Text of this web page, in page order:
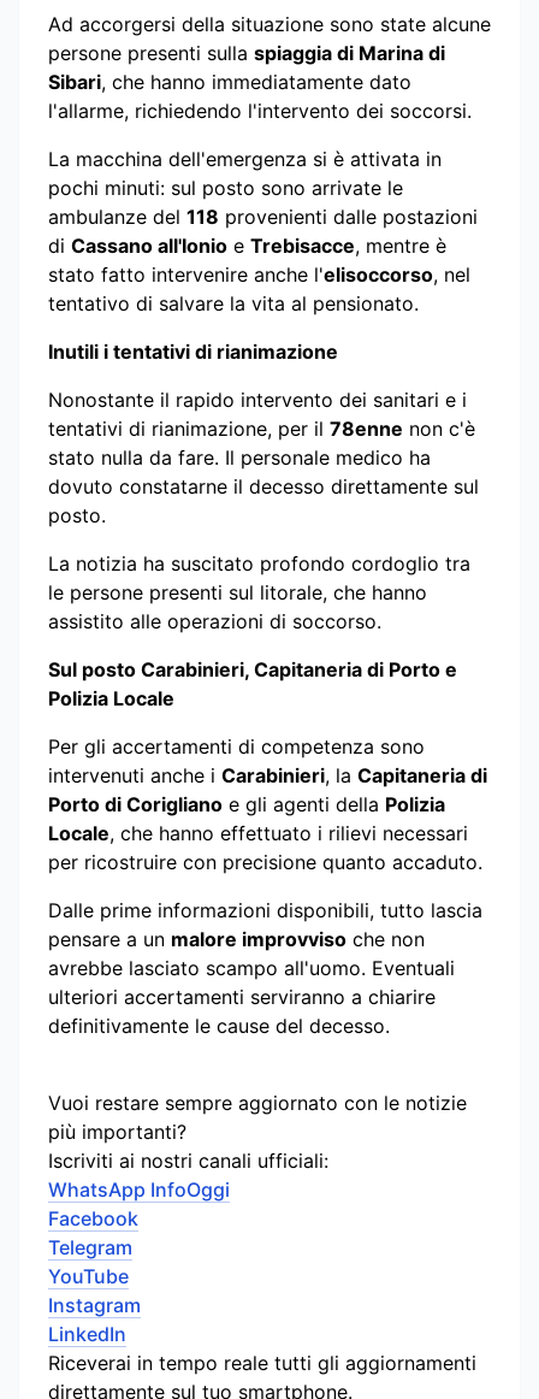
Ad accorgersi della situazione sono state alcune
persone presenti sulla spiaggia di Marina di
Sibari, che hanno immediatamente dato
l'allarme, richiedendo l'intervento dei soccorsi.
La macchina dell'emergenza si è attivata in
pochi minuti: sul posto sono arrivate le
ambulanze del 118 provenienti dalle postazioni
di Cassano all'Ionio e Trebisacce, mentre è
stato fatto intervenire anche l'elisoccorso, nel
tentativo di salvare la vita al pensionato.
Inutili i tentativi di rianimazione
Nonostante il rapido intervento dei sanitari e i
tentativi di rianimazione, per il 78enne non c'è
stato nulla da fare. Il personale medico ha
dovuto constatarne il decesso direttamente sul
posto.
La notizia ha suscitato profondo cordoglio tra
le persone presenti sul litorale, che hanno
assistito alle operazioni di soccorso.
Sul posto Carabinieri, Capitaneria di Porto e
Polizia Locale
Per gli accertamenti di competenza sono
intervenuti anche i Carabinieri, la Capitaneria di
Porto di Corigliano e gli agenti della Polizia
Locale, che hanno effettuato i rilievi necessari
per ricostruire con precisione quanto accaduto.
Dalle prime informazioni disponibili, tutto lascia
pensare a un malore improvviso che non
avrebbe lasciato scampo all'uomo. Eventuali
ulteriori accertamenti serviranno a chiarire
definitivamente le cause del decesso.
Vuoi restare sempre aggiornato con le notizie
più importanti?
Iscriviti ai nostri canali ufficiali:
WhatsApp InfoOggi
Facebook
Telegram
YouTube
Instagram
LinkedIn
Riceverai in tempo reale tutti gli aggiornamenti
direttamente sul tuo smartphone.